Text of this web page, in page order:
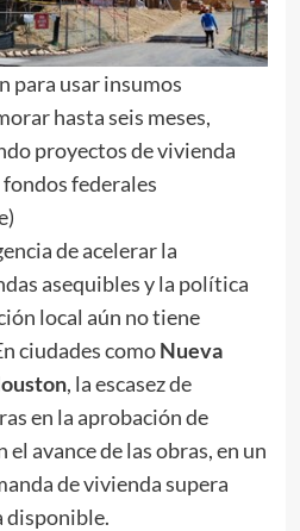
para usar insumos
hasta seis meses,
proyectos de vivienda
federales
de acelerar la
asequibles y la política
local aún no tiene
ciudades comoNueva
, la escasez de
en la aprobación de
avance de las obras, en un
de vivienda supera
disponible.